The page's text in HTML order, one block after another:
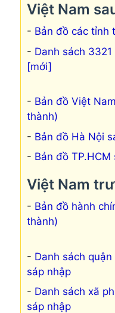
Việt Nam
Bản đồ các tỉnh
Danh sách
[mới]
Bản đồ Việt
thành)
Bản đồ Hà Nội
Bản đồ
Việt Nam
Bản đồ hành
thành)
Danh sách
sáp nhập
Danh sách xã
sáp nhập